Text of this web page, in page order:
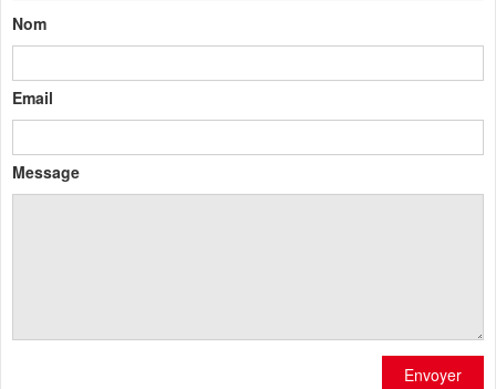
Nom
Email
Message
Envoyer